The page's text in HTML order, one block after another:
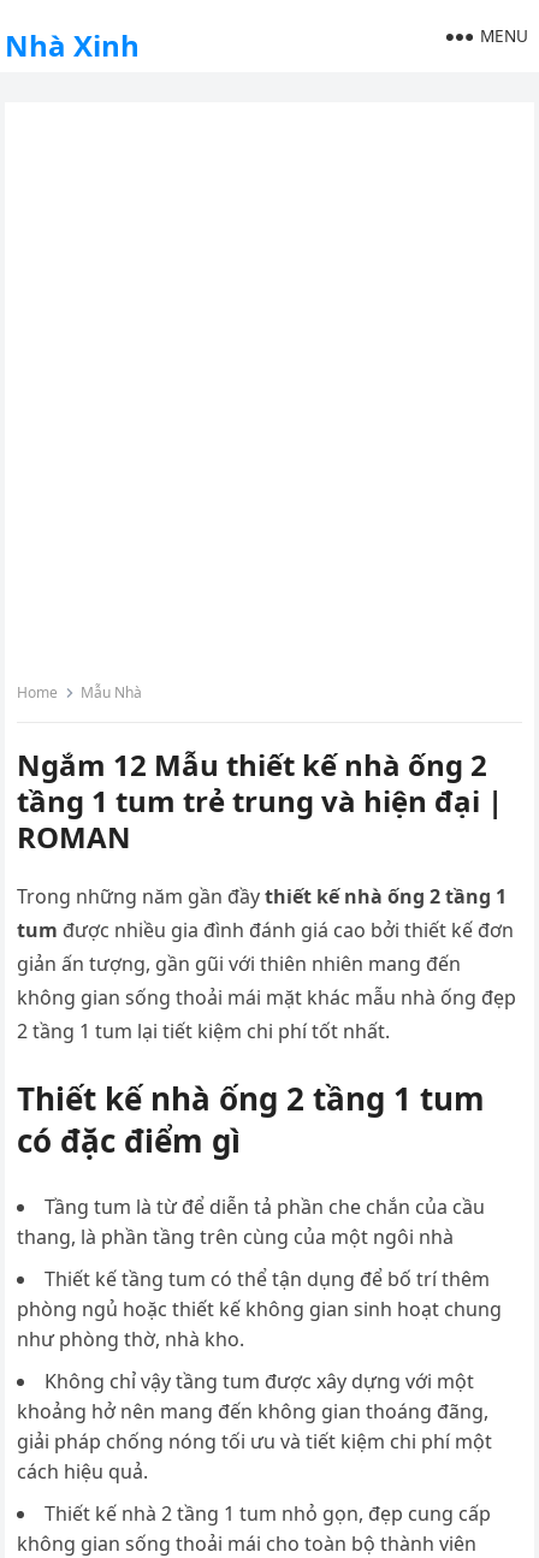
Nhà Xinh MENU
Home Mẫu Nhà
Ngắm 12 Mẫu thiết kế nhà ống 2
tầng 1 tum trẻ trung và hiện đại |
ROMAN
Trong những năm gần đầythiết kế nhà ống 2 tầng 1
tum được nhiều gia đình đánh giá cao bởi thiết kế đơn
giản ấn tượng, gần gũi với thiên nhiên mang đến
không gian sống thoải mái mặt khác mẫu nhà ống đẹp
2 tầng 1 tum lại tiết kiệm chi phí tốt nhất.
Thiết kế nhà ống 2 tầng 1 tum
có đặc điểm gì
Tầng tum là từ để diễn tả phần che chắn của cầu
thang, là phần tầng trên cùng của một ngôi nhà
Thiết kế tầng tum có thể tận dụng để bố trí thêm
phòng ngủ hoặc thiết kế không gian sinh hoạt chung
như phòng thờ, nhà kho.
Không chỉ vậy tầng tum được xây dựng với một
khoảng hở nên mang đến không gian thoáng đãng,
giải pháp chống nóng tối ưu và tiết kiệm chi phí một
cách hiệu quả.
Thiết kế nhà 2 tầng 1 tum nhỏ gọn, đẹp cung cấp
không gian sống thoải mái cho toàn bộ thành viên